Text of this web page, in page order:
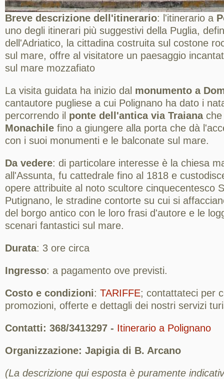
Breve descrizione dell'itinerario: l'itinerario a
uno degli itinerari più suggestivi della Puglia,
dell'Adriatico, la cittadina costruita sul costone
sul mare, offre al visitatore un paesaggio
sul mare mozzafiato
La visita guidata ha inizio dal monumento a
cantautore pugliese a cui Polignano ha dato i
percorrendo il ponte dell'antica via Traianache
Monachile fino a giungere alla porta che dà
con i suoi monumenti e le balconate sul mare.
Da vedere: di particolare interesse è la chiesa
all'Assunta, fu cattedrale fino al 1818 e
opere attribuite al noto scultore cinquecentesco
Putignano, le stradine contorte su cui si
del borgo antico con le loro frasi d'autore e le
scenari fantastici sul mare.
Durata: 3 ore circa
Ingresso: a pagamento ove previsti.
Costo e condizioni: TARIFFE; contattateci per
promozioni, offerte e dettagli dei nostri servizi
Contatti: 368/3413297 - Itinerario a Polignano
Organizzazione: Japigia di B. Arcano
(La descrizione qui esposta è puramente